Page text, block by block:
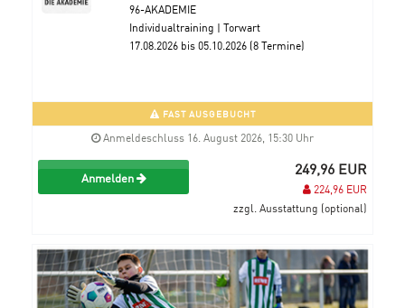
96-AKADEMIE
Individualtraining | Torwart
17.08.2026 bis 05.10.2026 (8 Termine)
FAST AUSGEBUCHT
Anmeldeschluss 16. August 2026, 15:30 Uhr
Anmelden 249,96 EUR
224,96 EUR
zzgl. Ausstattung (optional)